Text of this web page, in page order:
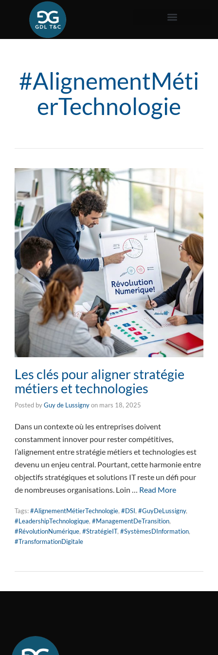
#AlignementMéti
erTechnologie
Les clés pour aligner stratégie
métiers et technologies
Posted byGuy de Lussignyon mars 18, 2025
Dans un contexte où les entreprises doivent
constamment innover pour rester compétitives,
l’alignement entre stratégie métiers et technologies est
devenu un enjeu central. Pourtant, cette harmonie entre
objectifs stratégiques et solutions IT reste un défi pour
de nombreuses organisations. Loin … Read More
Tags:#AlignementMétierTechnologie, #DSI, #GuyDeLussigny,
#LeadershipTechnologique, #ManagementDeTransition,
#RévolutionNumérique, #StratégieIT, #SystèmesDInformation,
#TransformationDigitale